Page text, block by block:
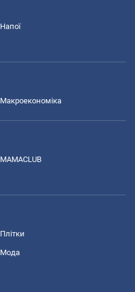
Напої
Макроекономіка
MAMACLUB
Плітки
Мода